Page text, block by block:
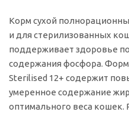
Корм сухой
и для стерилизованных
поддерживает здоровье
содержания фосфора.
Sterilised 12+ содержит
умеренное содержание
оптимального веса кошек.